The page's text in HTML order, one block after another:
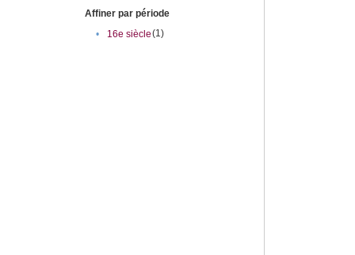
Affiner par période
•
16e siècle(1)